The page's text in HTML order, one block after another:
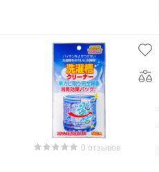
0 отзывов